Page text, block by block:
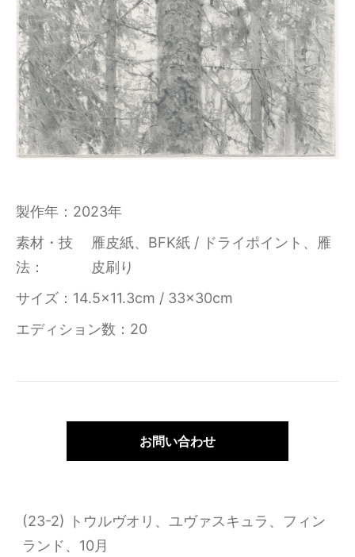
製作年
2023年
素材・技
法
雁皮紙、BFK紙 / ドライポイント、雁
皮刷り
サイズ
14.5×11.3cm / 33×30cm
エディション数
20
お問い合わせ
(23-2) トウルヴオリ、ユヴァスキュラ、フィン
ランド、10月